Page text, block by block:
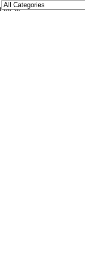
80 €!